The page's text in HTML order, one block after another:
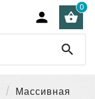
 
0

Массивная